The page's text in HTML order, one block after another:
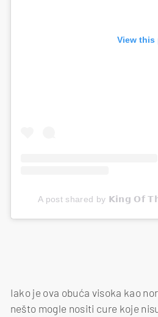
View this
A post shared by 𝗞𝗶𝗻𝗴 𝗢𝗳
Iako je ova obuća visoka kao
nešto mogle nositi cure koje